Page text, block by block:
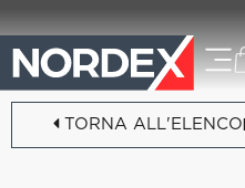
TORNA ALL'ELENCO